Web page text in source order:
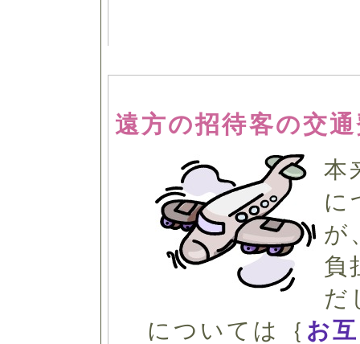
遠方の招待客の交
本
に
が
負
だ
については｛ お